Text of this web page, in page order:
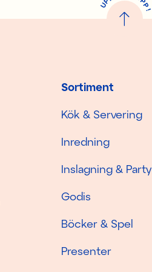
U P
!
Sortiment
Kök & Servering
Inredning
Inslagning & Party
Godis
Böcker & Spel
Presenter